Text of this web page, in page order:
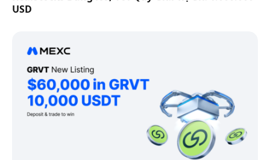
USD